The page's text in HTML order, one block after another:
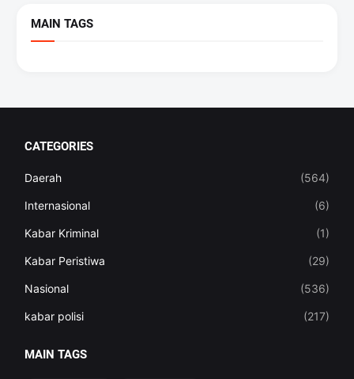
MAIN TAGS
CATEGORIES
Daerah (564)
Internasional (6)
Kabar Kriminal (1)
Kabar Peristiwa (29)
Nasional (536)
kabar polisi (217)
MAIN TAGS